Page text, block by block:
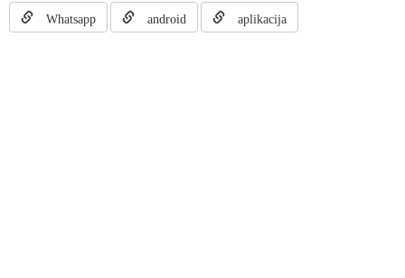
Whatsapp android aplikacija